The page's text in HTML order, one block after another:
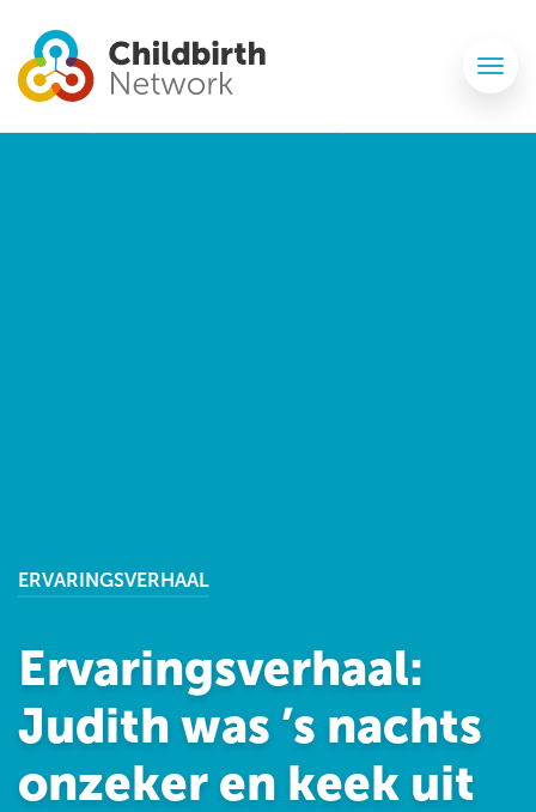
ERVARINGSVERHAAL
Ervaringsverhaal:
Judith was ’s nachts
onzeker en keek uit